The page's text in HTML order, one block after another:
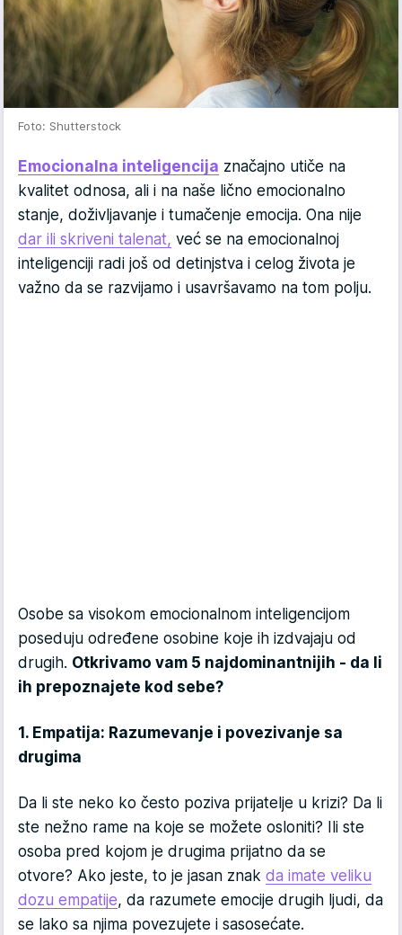
Foto: Shutterstock
Emocionalna inteligencija značajno utiče na
kvalitet odnosa, ali i na naše lično emocionalno
stanje, doživljavanje i tumačenje emocija. Ona nije
dar ili skriveni talenat, već se na emocionalnoj
inteligenciji radi još od detinjstva i celog života je
važno da se razvijamo i usavršavamo na tom polju.
Osobe sa visokom emocionalnom inteligencijom
poseduju određene osobine koje ih izdvajaju od
drugih. Otkrivamo vam 5 najdominantnijih - da li
ih prepoznajete kod sebe?
1. Empatija: Razumevanje i povezivanje sa
drugima
Da li ste neko ko često poziva prijatelje u krizi? Da li
ste nežno rame na koje se možete osloniti? Ili ste
osoba pred kojom je drugima prijatno da se
otvore? Ako jeste, to je jasan znak da imate veliku
dozu empatije, da razumete emocije drugih ljudi, da
se lako sa njima povezujete i sasosećate.